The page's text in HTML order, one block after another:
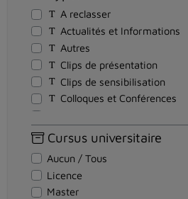
A reclasser
Actualités et Informations
Autres
Clips de présentation
Clips de sensibilisation
Colloques et Conférences
Documents pédagogiques
Entretiens
Cursus universitaire
Aucun / Tous
Licence
Master